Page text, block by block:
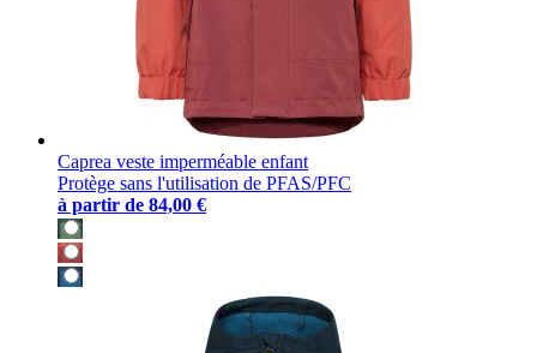
Caprea veste imperméable enfant
Protège sans l'utilisation de PFAS/PFC
à partir de 84,00 €